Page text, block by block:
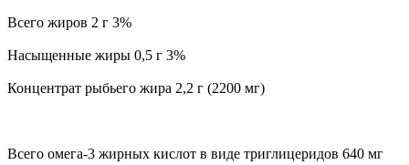
Всего жиров 2 г 3%
Насыщенные жиры 0,5 г 3%
Концентрат рыбьего жира 2,2 г (2200 мг)
Всего омега-3 жирных кислот в виде триглицеридов 640 мг